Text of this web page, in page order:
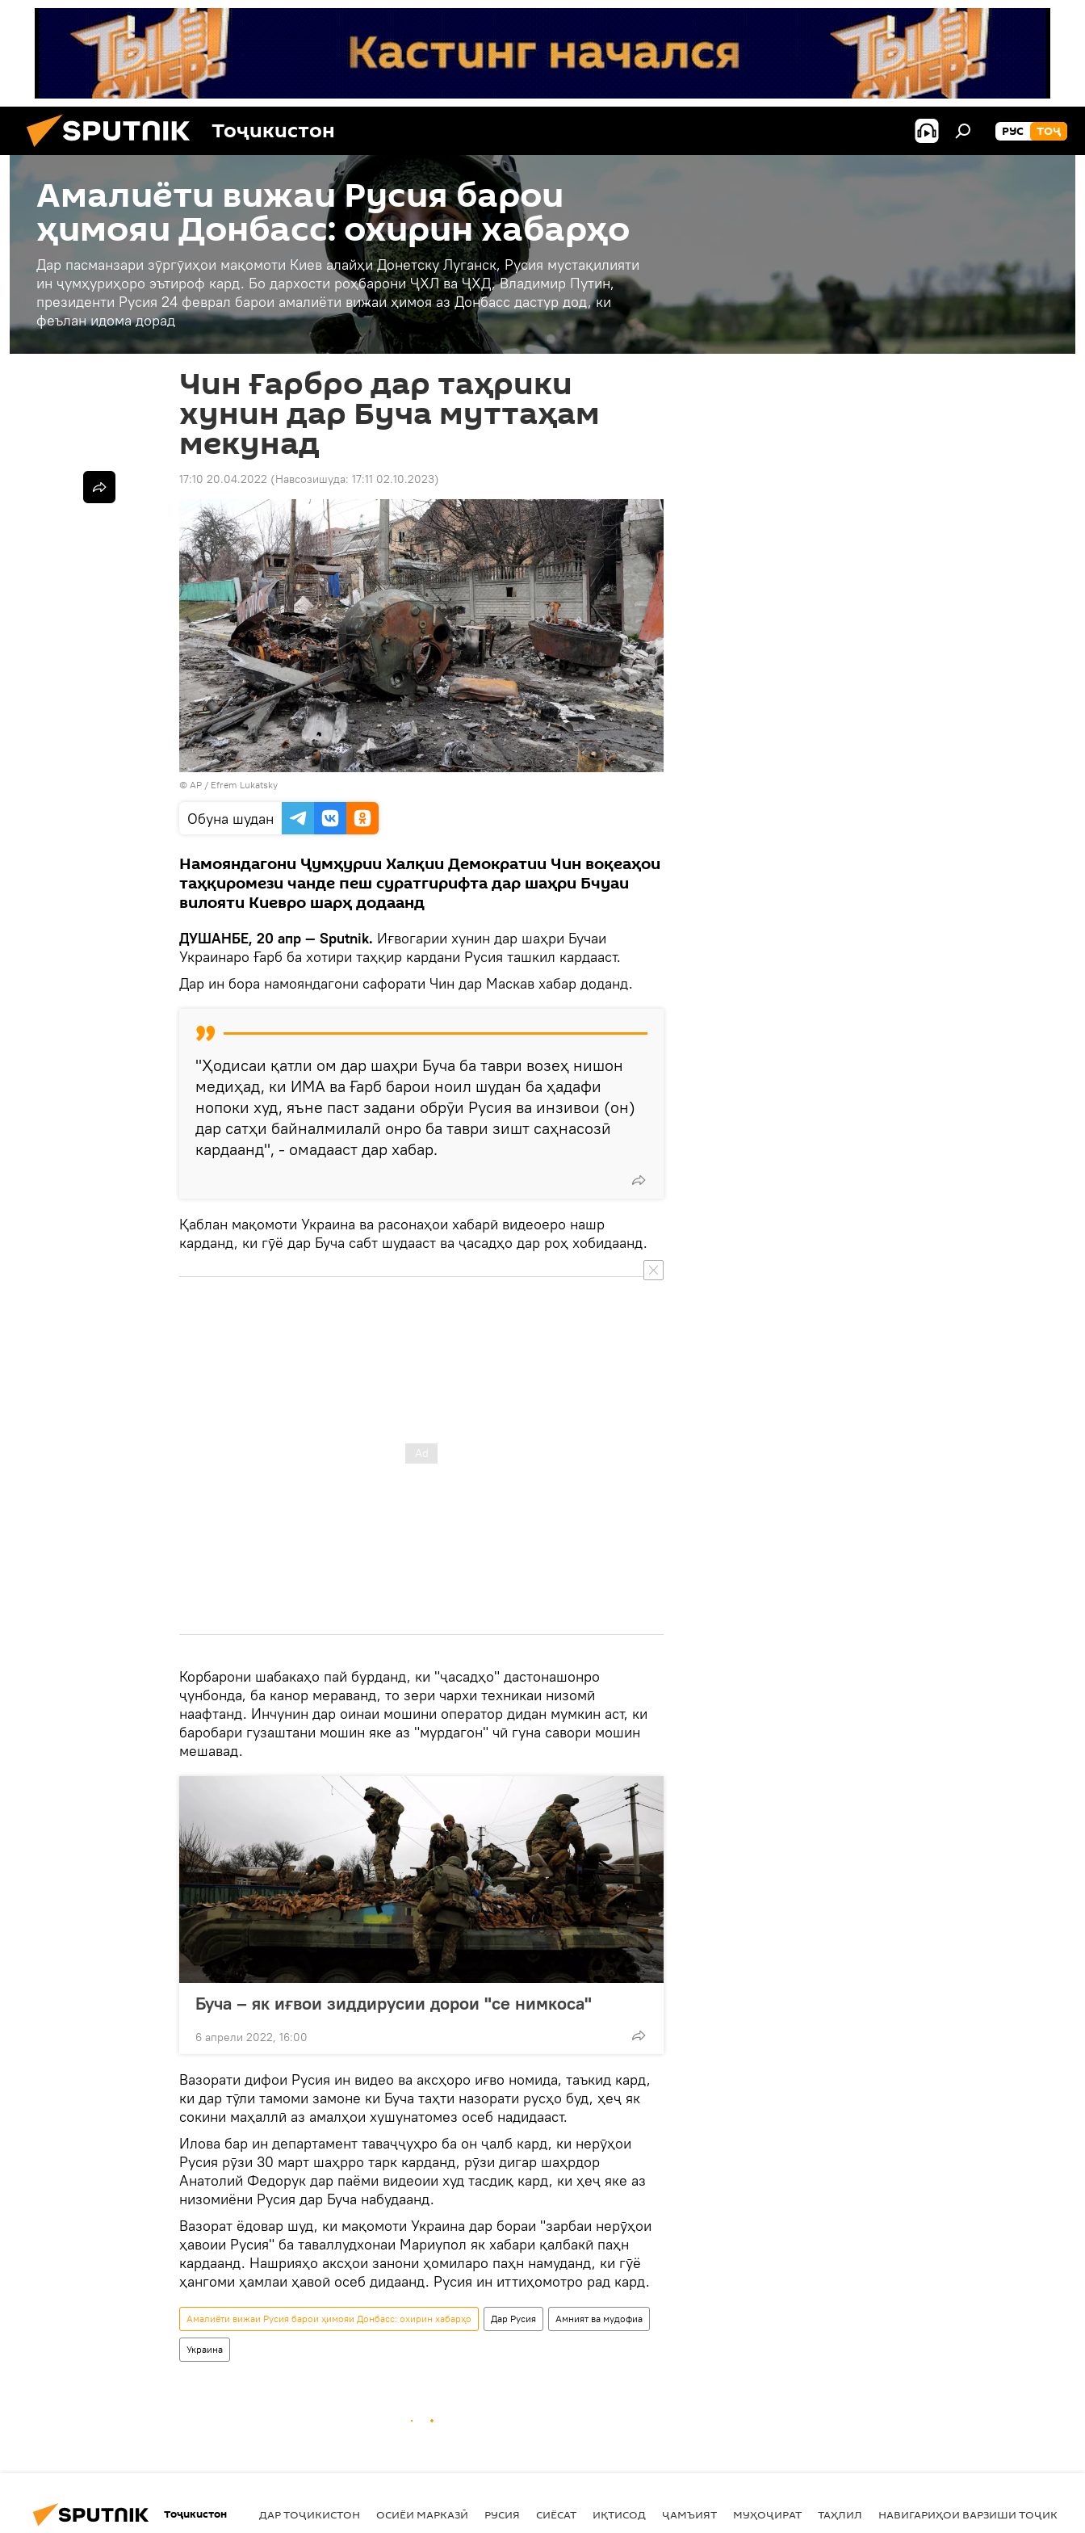
Тоҷикистон РУС ТОҶ
Амалиёти вижаи Русия барои
ҳимояи Донбасс: охирин хабарҳо
Дар пасманзари зӯргӯиҳои мақомоти Киев алайҳи Донетску Луганск, Русия мустақилияти
ин ҷумҳуриҳоро эътироф кард. Бо дархости роҳбарони ҶХЛ ва ҶХД, Владимир Путин,
президенти Русия 24 феврал барои амалиёти вижаи ҳимоя аз Донбасс дастур дод, ки
феълан идома дорад
Чин Ғарбро дар таҳрики
хунин дар Буча муттаҳам
мекунад
17:10 20.04.2022 (Навсозишуда: 17:11 02.10.2023)
© AP / Efrem Lukatsky
Обуна шудан
Намояндагони Ҷумҳурии Халқии Демократии Чин воқеаҳои
таҳқиромези чанде пеш суратгирифта дар шаҳри Бчуаи
вилояти Киевро шарҳ додаанд
ДУШАНБЕ, 20 апр — Sputnik. Иғвогарии хунин дар шаҳри Бучаи
Украинаро Ғарб ба хотири таҳқир кардани Русия ташкил кардааст.
Дар ин бора намояндагони сафорати Чин дар Маскав хабар доданд.
"Ҳодисаи қатли ом дар шаҳри Буча ба таври возеҳ нишон
медиҳад, ки ИМА ва Ғарб барои ноил шудан ба ҳадафи
нопоки худ, яъне паст задани обрӯи Русия ва инзивои (он)
дар сатҳи байналмилалӣ онро ба таври зишт саҳнасозӣ
кардаанд", - омадааст дар хабар.
Қаблан мақомоти Украина ва расонаҳои хабарӣ видеоеро нашр
карданд, ки гӯё дар Буча сабт шудааст ва ҷасадҳо дар роҳ хобидаанд.
Корбарони шабакаҳо пай бурданд, ки "ҷасадҳо" дастонашонро
ҷунбонда, ба канор мераванд, то зери чархи техникаи низомӣ
наафтанд. Инчунин дар оинаи мошини оператор дидан мумкин аст, ки
баробари гузаштани мошин яке аз "мурдагон" чӣ гуна савори мошин
мешавад.
Буча – як иғвои зиддирусии дорои "се нимкоса"
6 апрели 2022, 16:00
Вазорати дифои Русия ин видео ва аксҳоро иғво номида, таъкид кард,
ки дар тӯли тамоми замоне ки Буча таҳти назорати русҳо буд, ҳеҷ як
сокини маҳаллӣ аз амалҳои хушунатомез осеб надидааст.
Илова бар ин департамент таваҷҷуҳро ба он ҷалб кард, ки нерӯҳои
Русия рӯзи 30 март шаҳрро тарк карданд, рӯзи дигар шаҳрдор
Анатолий Федорук дар паёми видеоии худ тасдиқ кард, ки ҳеҷ яке аз
низомиёни Русия дар Буча набудаанд.
Вазорат ёдовар шуд, ки мақомоти Украина дар бораи "зарбаи нерӯҳои
ҳавоии Русия" ба таваллудхонаи Мариупол як хабари қалбакӣ паҳн
кардаанд. Нашрияҳо аксҳои занони ҳомиларо паҳн намуданд, ки гӯё
ҳангоми ҳамлаи ҳавоӣ осеб дидаанд. Русия ин иттиҳомотро рад кард.
Амалиёти вижаи Русия барои ҳимояи Донбасс: охирин хабарҳо Дар Русия Амният ва мудофиа
Украина
Тоҷикистон ДАР ТОҶИКИСТОН ОСИЁИ МАРКАЗӢ РУСИЯ СИЁСАТ ИҚТИСОД ҶАМЪИЯТ МУҲОҶИРАТ ТАҲЛИЛ НАВИГАРИҲОИ ВАРЗИШИ